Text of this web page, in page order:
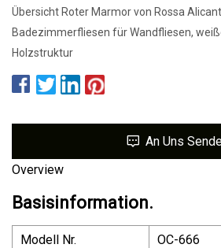
Übersicht Roter Marmor von Rossa
Badezimmerfliesen für Wandfliesen,
Holzstruktur
An Uns
Overview
Basisinformation.
Modell Nr.
OC-666